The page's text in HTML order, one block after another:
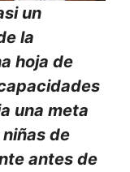
un
la
hoja de
una meta
de
antes de